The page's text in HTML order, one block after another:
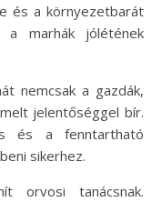
és a környezetbarát
a marhák jólétének
nemcsak a gazdák,
jelentőséggel bír.
és a fenntartható
sikerhez.
orvosi tanácsnak.